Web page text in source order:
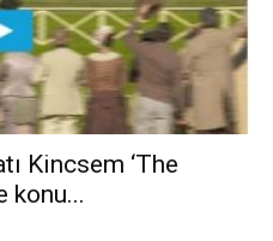
Kincsem ‘The
konu...